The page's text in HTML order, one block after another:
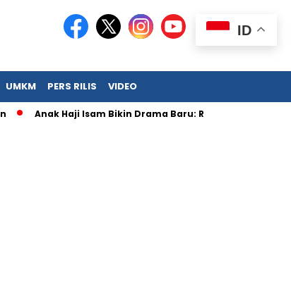
UMKM PERS RILIS VIDEO
Anak Haji Isam Bikin Drama Baru: Resmi Jadi Big Boss KFC!
ID